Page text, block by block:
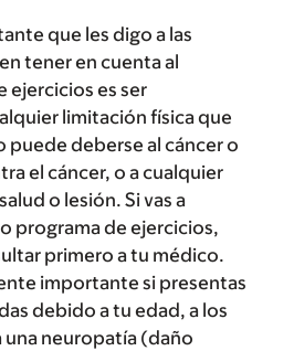
que les digo a las
tener en cuenta al
ejercicios es ser
limitación física que
puede deberse al cáncer o
el cáncer, o a cualquier
o lesión. Si vas a
programa de ejercicios,
primero a tu médico.
importante si presentas
debido a tu edad, a los
neuropatía (daño